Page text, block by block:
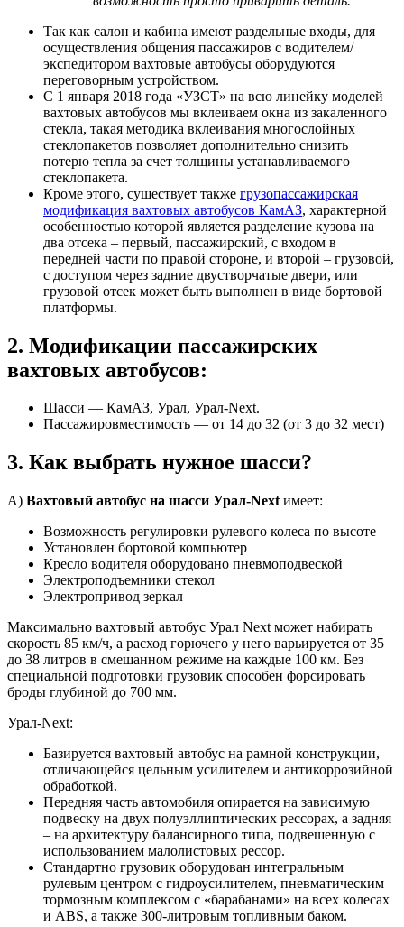
Так как салон и кабина имеют раздельные входы, для
осуществления общения пассажиров с водителем/
экспедитором вахтовые автобусы оборудуются
переговорным устройством.
С 1 января 2018 года «УЗСТ» на всю линейку моделей
вахтовых автобусов мы вклеиваем окна из закаленного
стекла, такая методика вклеивания многослойных
стеклопакетов позволяет дополнительно снизить
потерю тепла за счет толщины устанавливаемого
стеклопакета.
Кроме этого, существует также грузопассажирская
модификация вахтовых автобусов КамАЗ, характерной
особенностью которой является разделение кузова на
два отсека – первый, пассажирский, с входом в
передней части по правой стороне, и второй – грузовой,
с доступом через задние двустворчатые двери, или
грузовой отсек может быть выполнен в виде бортовой
платформы.
2. Модификации пассажирских
вахтовых автобусов:
Шасси — КамАЗ, Урал, Урал-Next.
Пассажировместимость — от 14 до 32 (от 3 до 32 мест)
3. Как выбрать нужное шасси?
А) Вахтовый автобус на шасси Урал-Next имеет:
Возможность регулировки рулевого колеса по высоте
Установлен бортовой компьютер
Кресло водителя оборудовано пневмоподвеской
Электроподъемники стекол
Электропривод зеркал
Максимально вахтовый автобус Урал Next может набирать
скорость 85 км/ч, а расход горючего у него варьируется от 35
до 38 литров в смешанном режиме на каждые 100 км. Без
специальной подготовки грузовик способен форсировать
броды глубиной до 700 мм.
Урал-Next:
Базируется вахтовый автобус на рамной конструкции,
отличающейся цельным усилителем и антикоррозийной
обработкой.
Передняя часть автомобиля опирается на зависимую
подвеску на двух полуэллиптических рессорах, а задняя
– на архитектуру балансирного типа, подвешенную с
использованием малолистовых рессор.
Стандартно грузовик оборудован интегральным
рулевым центром с гидроусилителем, пневматическим
тормозным комплексом с «барабанами» на всех колесах
и ABS, а также 300-литровым топливным баком.